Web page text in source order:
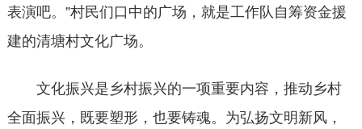
表演吧。”村民们口中的广场，就是工作队自筹资金援
建的清塘村文化广场。
文化振兴是乡村振兴的一项重要内容，推动乡村
全面振兴，既要塑形，也要铸魂。为弘扬文明新风，